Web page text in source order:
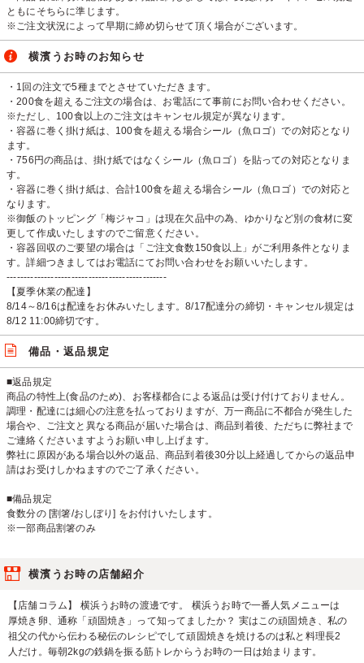
ともにそちらに準じます。
※ご注文状況によって早期に締め切らせて頂く場合がございます。
横濱うお時のお知らせ
・1回の注文で5種までとさせていただきます。
・200食を超えるご注文の場合は、お電話にて事前にお問い合わせください。
※ただし、100食以上のご注文はキャンセル規定が異なります。
・容器に巻く掛け紙は、100食を超える場合シール（魚ロゴ）での対応となり
ます。
・756円の商品は、掛け紙ではなくシール（魚ロゴ）を貼っての対応となりま
す。
・容器に巻く掛け紙は、合計100食を超える場合シール（魚ロゴ）での対応と
なります。
※御飯のトッピング「梅ジャコ」は現在欠品中の為、ゆかりなど別の食材に変
更して作成いたしますのでご留意ください。
・容器回収のご要望の場合は「ご注文食数150食以上」がご利用条件となりま
す。詳細つきましてはお電話にてお問い合わせをお願いいたします。
-----------------------------------------------
【夏季休業の配達】
8/14～8/16は配達をお休みいたします。8/17配達分の締切・キャンセル規定は
8/12 11:00締切です。
備品・返品規定
■返品規定
商品の特性上(食品のため)、お客様都合による返品は受け付けておりません。
調理・配達には細心の注意を払っておりますが、万一商品に不都合が発生した
場合や、ご注文と異なる商品が届いた場合は、商品到着後、ただちに弊社まで
ご連絡くださいますようお願い申し上げます。
弊社に原因がある場合以外の返品、商品到着後30分以上経過してからの返品申
請はお受けしかねますのでご了承ください。
■備品規定
食数分の [割箸/おしぼり] をお付けいたします。
※一部商品割箸のみ
横濱うお時の店舗紹介
【店舗コラム】 横浜うお時の渡邊です。 横浜うお時で一番人気メニューは
厚焼き卵、通称「頑固焼き」って知ってましたか？ 実はこの頑固焼き、私の
祖父の代から伝わる秘伝のレシピでして頑固焼きを焼けるのは私と料理長2
人だけ。毎朝2kgの鉄鍋を振る筋トレからうお時の一日は始まります。